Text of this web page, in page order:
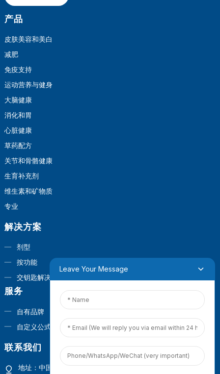
产品
皮肤美容和美白
减肥
免疫支持
运动营养与健身
大脑健康
消化和胃
心脏健康
草药配方
关节和骨骼健康
生育补充剂
维生素和矿物质
专业
解决方案
剂型
按功能
交钥匙解决方案
服务
自有品牌
自定义公式
联系我们
地址：中国福建省厦门市观音山商业营运中心1号楼4楼
Leave Your Message